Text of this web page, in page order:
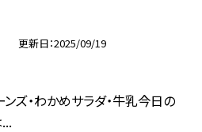
更新日 2025/09/19
ンズ・わかめサラダ・牛乳今日の